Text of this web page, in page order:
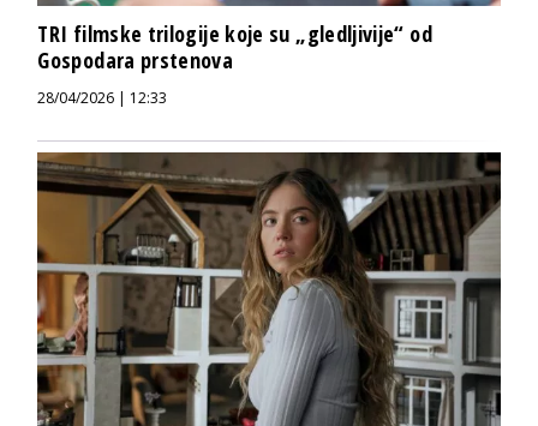
TRI filmske trilogije koje su „gledljivije“ od
Gospodara prstenova
28/04/2026 | 12:33